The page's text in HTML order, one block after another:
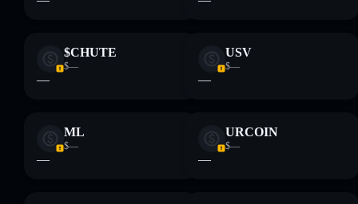
$CHUTE
$—
—
USV
$—
—
ML
$—
—
URCOIN
$—
—